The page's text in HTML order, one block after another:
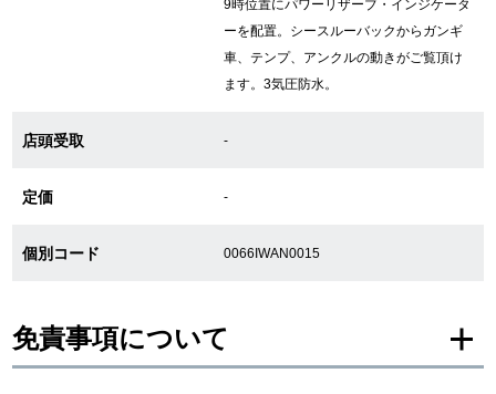
GINZA RASINについて
お客様の声・口コミ
求人情報
9時位置にパワーリザーブ・インジケータ
ーを配置。シースルーバックからガンギ
車、テンプ、アンクルの動きがご覧頂け
ます。3気圧防水。
店頭受取 -
定価 -
個別コード 0066IWAN0015
免責事項について